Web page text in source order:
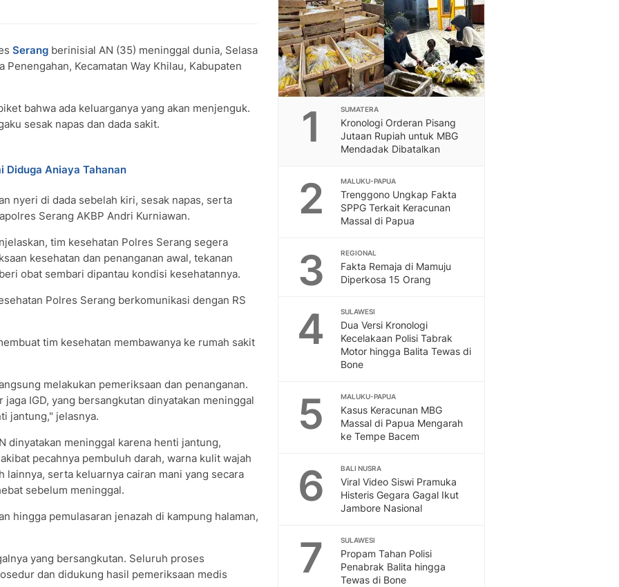
Serang berinisial AN (35) meninggal dunia, Selasa
Kecamatan Way Khilau, Kabupaten
bahwa ada keluarganya yang akan menjenguk.
sesak napas dan dada sakit.
Diduga Aniaya Tahanan
nyeri di dada sebelah kiri, sesak napas, serta
Serang AKBP Andri Kurniawan.
tim kesehatan Polres Serang segera
kesehatan dan penanganan awal, tekanan
obat sembari dipantau kondisi kesehatannya.
Polres Serang berkomunikasi dengan RS
tim kesehatan membawanya ke rumah sakit
melakukan pemeriksaan dan penanganan.
IGD, yang bersangkutan dinyatakan meninggal
jantung," jelasnya.
dinyatakan meninggal karena henti jantung,
pecahnya pembuluh darah, warna kulit wajah
lainnya, serta keluarnya cairan mani yang secara
sebelum meninggal.
hingga pemulasaran jenazah di kampung halaman,
yang bersangkutan. Seluruh proses
dan didukung hasil pemeriksaan medis
1 SUMATERA
Kronologi Orderan Pisang
Jutaan Rupiah untuk MBG
Mendadak Dibatalkan
2 MALUKU-PAPUA
Trenggono Ungkap Fakta
SPPG Terkait Keracunan
Massal di Papua
3 REGIONAL
Fakta Remaja di Mamuju
Diperkosa 15 Orang
4 SULAWESI
Dua Versi Kronologi
Kecelakaan Polisi Tabrak
Motor hingga Balita Tewas di
Bone
5 MALUKU-PAPUA
Kasus Keracunan MBG
Massal di Papua Mengarah
ke Tempe Bacem
6 BALI NUSRA
Viral Video Siswi Pramuka
Histeris Gegara Gagal Ikut
Jambore Nasional
7 SULAWESI
Propam Tahan Polisi
Penabrak Balita hingga
Tewas di Bone